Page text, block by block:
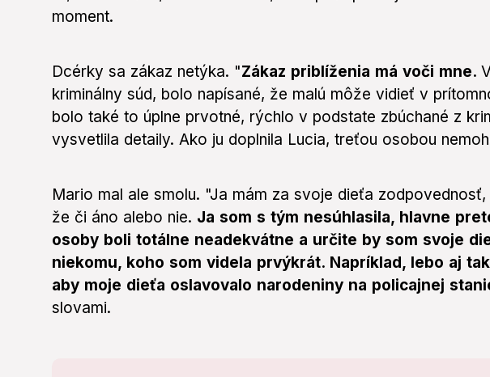
moment.
Dcérky sa zákaz netýka. "Zákaz priblíženia má voči mne.
kriminálny súd, bolo napísané, že malú môže vidieť v
bolo také to úplne prvotné, rýchlo v podstate zbúchané z
vysvetlila detaily. Ako ju doplnila Lucia, treťou osobou
Mario mal ale smolu. "Ja mám za svoje dieťa
že či áno alebo nie. Ja som s tým nesúhlasila, hlavne
osoby boli totálne neadekvátne a určite by som svoje
niekomu, koho som videla prvýkrát. Napríklad, lebo aj
aby moje dieťa oslavovalo narodeniny na policajnej
slovami.